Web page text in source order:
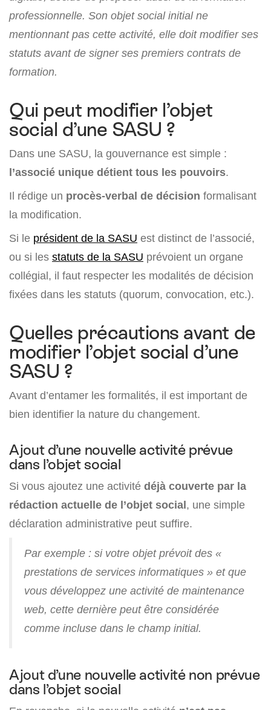
professionnelle. Son objet social initial ne
mentionnant pas cette activité, elle doit modifier ses
statuts avant de signer ses premiers contrats de
formation.
Qui peut modifier l’objet
social d’une SASU ?
Dans une SASU, la gouvernance est simple :
l’associé unique détient tous les pouvoirs.
Il rédige un procès-verbal de décision formalisant
la modification.
Si le président de la SASU est distinct de l’associé,
ou si les statuts de la SASU prévoient un organe
collégial, il faut respecter les modalités de décision
fixées dans les statuts (quorum, convocation, etc.).
Quelles précautions avant de
modifier l’objet social d’une
SASU ?
Avant d’entamer les formalités, il est important de
bien identifier la nature du changement.
Ajout d’une nouvelle activité prévue
dans l’objet social
Si vous ajoutez une activité déjà couverte par la
rédaction actuelle de l’objet social, une simple
déclaration administrative peut suffire.
Par exemple : si votre objet prévoit des «
prestations de services informatiques » et que
vous développez une activité de maintenance
web, cette dernière peut être considérée
comme incluse dans le champ initial.
Ajout d’une nouvelle activité non prévue
dans l’objet social